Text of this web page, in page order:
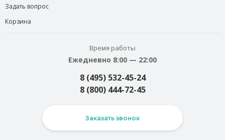
Задать вопрос
Корзина
Время работы
Ежедневно 8:00 — 22:00
8 (495) 532-45-24
8 (800) 444-72-45
Заказать звонок